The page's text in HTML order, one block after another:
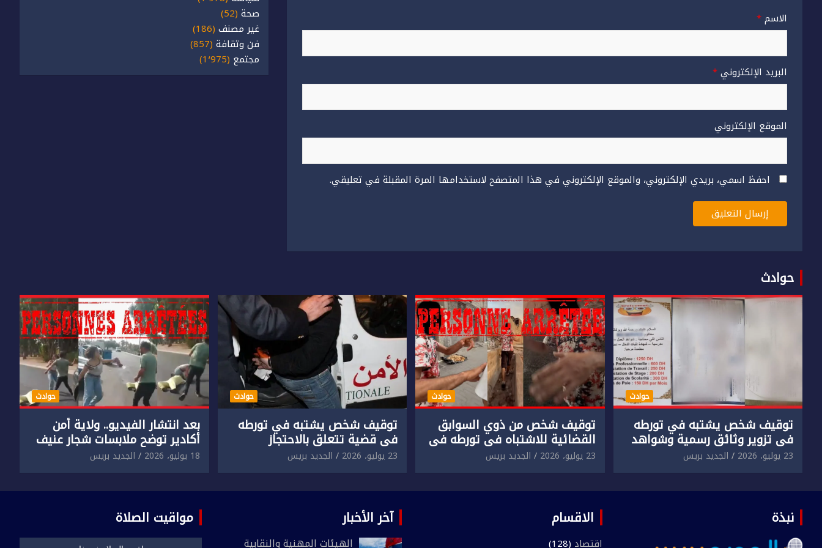
الاسم*
البريد الإلكتروني*
الموقع الإلكتروني
احفظ اسمي، بريدي الإلكتروني، والموقع الإلكتروني في هذا المتصفح لاستخدامها المرة المقبلة في تعليقي.
صحة (52)
غير مصنف (186)
فن وثقافة (857)
مجتمع (1٬975)
حوادث
حوادث
توقيف شخص يشتبه في تورطه
في تزوير وثائق رسمية وشواهد
دراسية وعرضها للبيع بمقابل
مادي.
23 يوليو، 2026 الجديد بريس
حوادث
توقيف شخص من ذوي السوابق
القضائية للاشتباه في تورطه في
الابتزاز المقرون باعتداء جسدي
في حق سائح أجنبي.
23 يوليو، 2026 الجديد بريس
حوادث
توقيف شخص يشتبه في تورطه
في قضية تتعلق بالاحتجاز
المقرون بارتكاب اعتداء جنسي
ومحاولة إضرام النار عمدا.
23 يوليو، 2026 الجديد بريس
حوادث
بعد انتشار الفيديو.. ولاية أمن
أكادير توضح ملابسات شجار عنيف
بين سائق وسيدتين
18 يوليو، 2026 الجديد بريس
نبذة الاقسام
اقتصاد (128)
آخر الأخبار
الهيئات المهنية والنقابية
مواقيت الصلاة